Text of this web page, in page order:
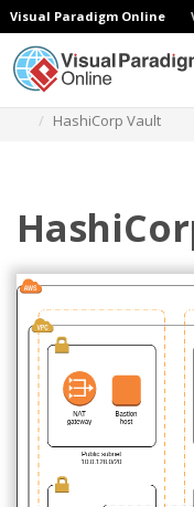
Visual Paradigm Online
HashiCorp Vault